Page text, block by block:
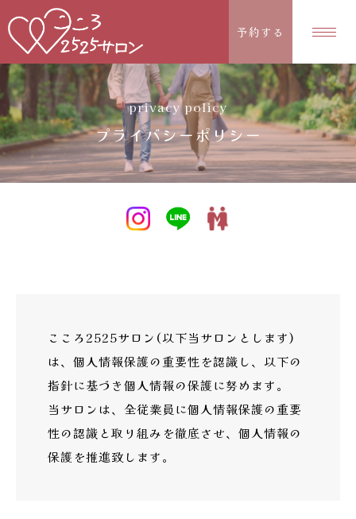
予約する
privacy policy
プライバシーポリシー
こころ2525サロン(以下当サロンとします)
は、個人情報保護の重要性を認識し、以下の
指針に基づき個人情報の保護に努めます。
当サロンは、全従業員に個人情報保護の重要
性の認識と取り組みを徹底させ、個人情報の
保護を推進致します。